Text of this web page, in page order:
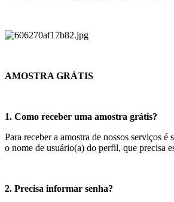
AMOSTRA GRÁTIS
1. Como receber uma amostra grátis?
Para receber a amostra de nossos serviços é
o nome de usuário(a) do perfil, que precisa
2. Precisa informar senha?